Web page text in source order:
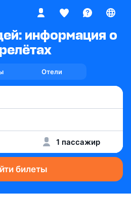
информация о
Отели
1 пассажир
билеты